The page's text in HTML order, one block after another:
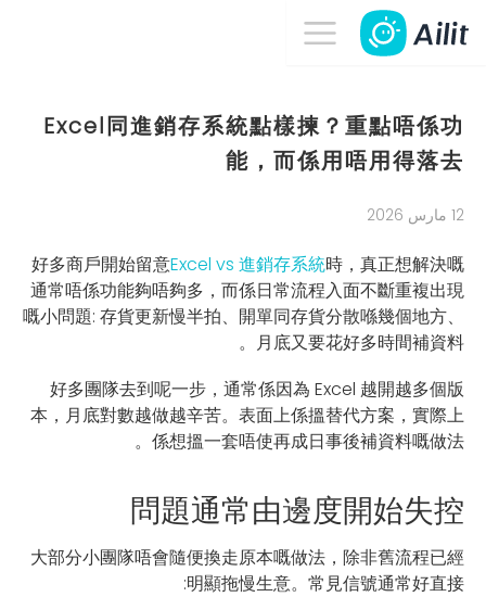
Excel同進銷存系統點樣揀？重點唔係功
能，而係用唔用得落去
12 مارس 2026
好多商戶開始留意Excel vs 進銷存系統時，真正想解決嘅
通常唔係功能夠唔夠多，而係日常流程入面不斷重複出現
嘅小問題: 存貨更新慢半拍、開單同存貨分散喺幾個地方、
月底又要花好多時間補資料。
好多團隊去到呢一步，通常係因為 Excel 越開越多個版
本，月底對數越做越辛苦。表面上係搵替代方案，實際上
係想搵一套唔使再成日事後補資料嘅做法。
問題通常由邊度開始失控
大部分小團隊唔會隨便換走原本嘅做法，除非舊流程已經
明顯拖慢生意。常見信號通常好直接: